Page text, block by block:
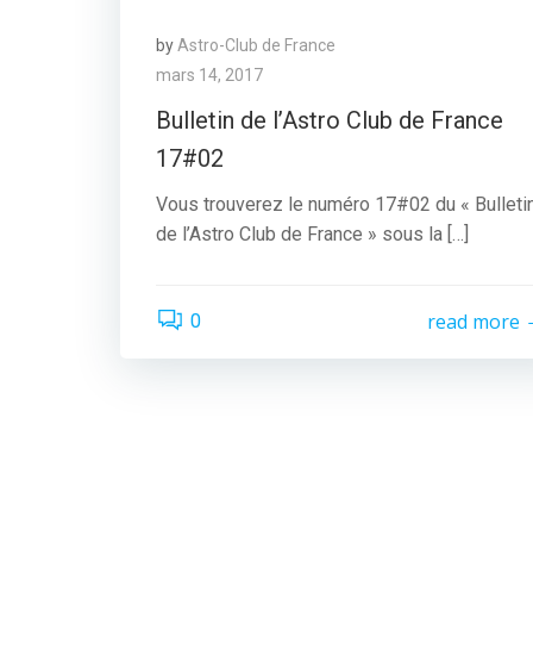
by Astro-Club de France
mars 14, 2017
Bulletin de l’Astro Club de France
17#02
Vous trouverez le numéro 17#02 du «
de l’Astro Club de France » sous la […]
0 read more